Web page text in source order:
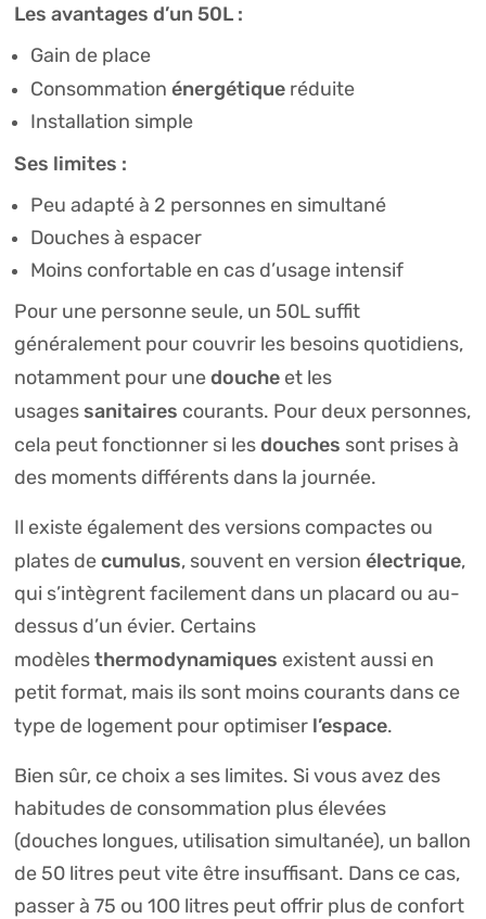
Les avantages d’un 50L :
Gain de place
Consommation énergétiqueréduite
Installation simple
Ses limites :
Peu adapté à 2 personnes en simultané
Douches à espacer
Moins confortable en cas d’usage intensif
Pour une personne seule, un 50L suffit
généralement pour couvrir les besoins quotidiens,
notamment pour unedoucheet les
usages sanitaires courants. Pour deux personnes,
cela peut fonctionner si lesdouches sont prises à
des moments différents dans la journée.
Il existe également des versions compactes ou
plates decumulus, souvent en version électrique,
qui s’intègrent facilement dans un placard ou au-
dessus d’un évier. Certains
modèlesthermodynamiques existent aussi en
petit format, mais ils sont moins courants dans ce
type de logement pour optimiser l’espace.
Bien sûr, ce choix a ses limites. Si vous avez des
habitudes de consommation plus élevées
(douches longues, utilisation simultanée), un ballon
de 50 litres peut vite être insuffisant. Dans ce cas,
passer à 75 ou 100 litres peut offrir plus de confort